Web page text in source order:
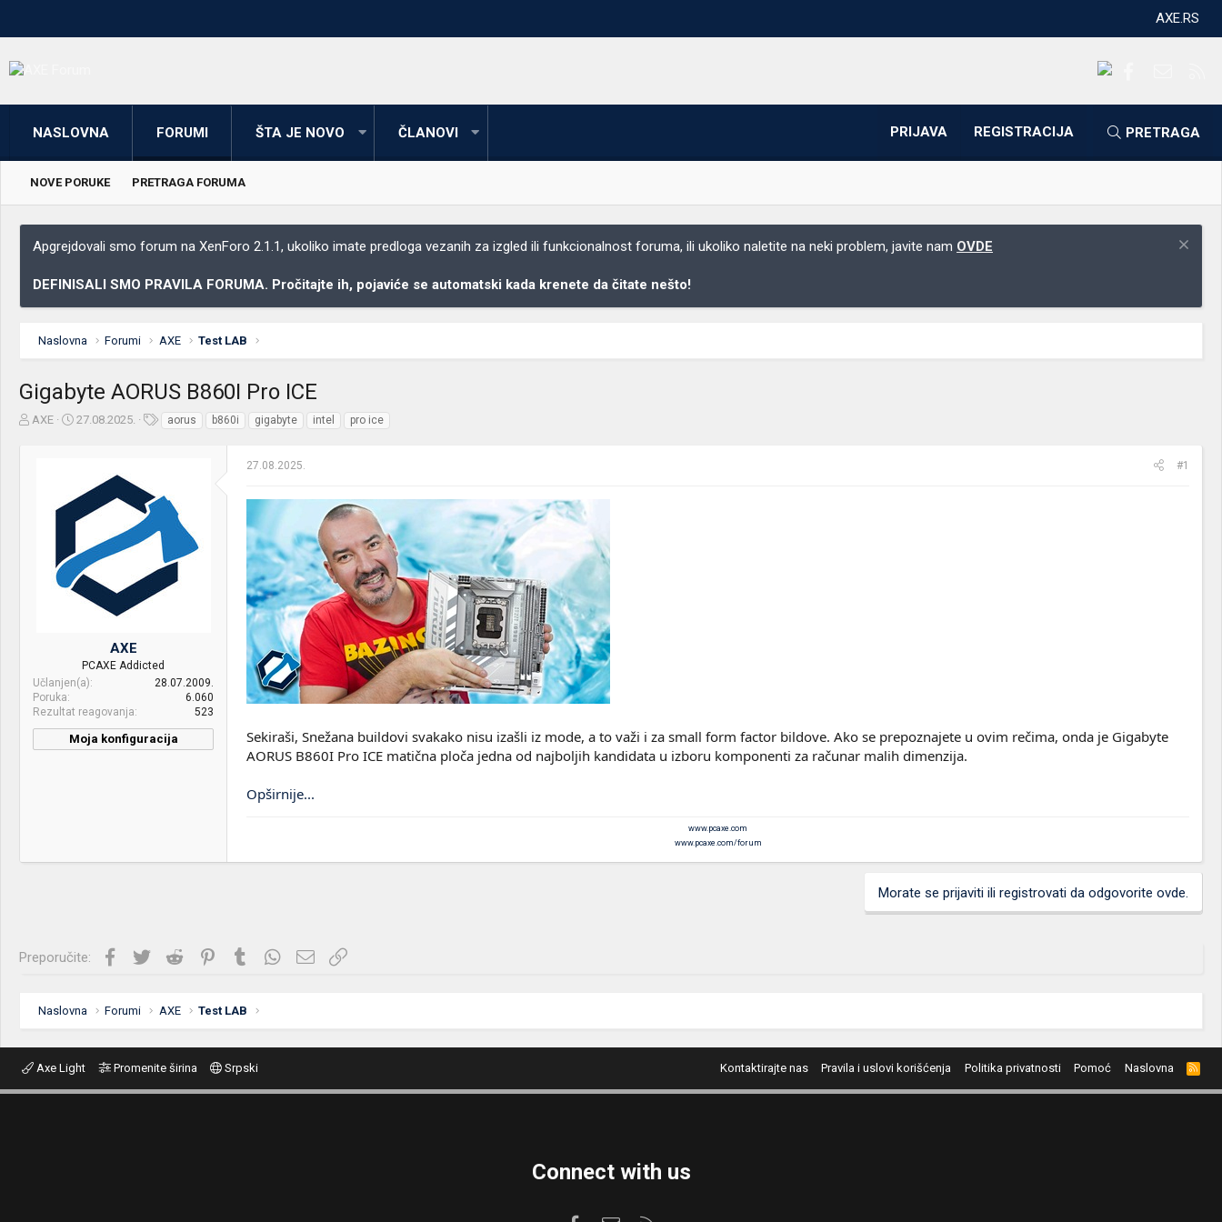
AXE.RS
NASLOVNA FORUMI ŠTA JE NOVO ČLANOVI PRIJAVA REGISTRACIJA PRETRAGA
NOVE PORUKE PRETRAGA FORUMA
Apgrejdovali smo forum na XenForo 2.1.1, ukoliko imate predloga vezanih za izgled ili funkcionalnost foruma, ili ukoliko naletite na neki problem, javite nam OVDE
DEFINISALI SMO PRAVILA FORUMA. Pročitajte ih, pojaviće se automatski kada krenete da čitate nešto!
Naslovna Forumi AXE Test LAB
Gigabyte AORUS B860I Pro ICE
Z
AXE
D
p
o
e
t
a
27.08.2025.
e
aorus b860i gigabyte intel pro ice
AXE
PCAXE Addicted
Učlanjen(a)
28.07.2009.
Poruka
6.060
Rezultat reagovanja
523
Moja konfiguracija
27.08.2025. #1
Sekiraši, Snežana buildovi svakako nisu izašli iz mode, a to važi i za small form factor bildove. Ako se prepoznajete u ovim rečima, onda je Gigabyte
AORUS B860I Pro ICE matična ploča jedna od najboljih kandidata u izboru komponenti za računar malih dimenzija.
Opširnije...
www.pcaxe.com
www.pcaxe.com/forum
Morate se prijaviti ili registrovati da odgovorite ovde.
Preporučite: Facebook
Twitter Reddit PinterestTumblrWhatsApp
Imejl Link
Naslovna Forumi AXE Test LAB
Axe Light Promenite širina Srpski Kontaktirajte nas Pravila i uslovi korišćenja Politika privatnosti Pomoć Naslovna
R
S
S
Connect with us